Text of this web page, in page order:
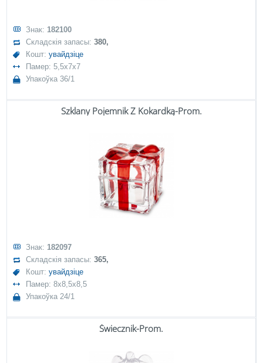
Знак: 182100
Складскія запасы:380,
Кошт:увайдзіце
Памер: 5,5x7x7
Упакоўка 36/1
Szklany Pojemnik Z Kokardką-Prom.
Знак: 182097
Складскія запасы:365,
Кошт:увайдзіце
Памер: 8x8,5x8,5
Упакоўка 24/1
Świecznik-Prom.